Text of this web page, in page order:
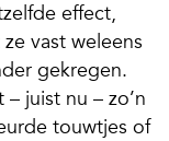
effect,
vast weleens
gekregen.
juist nu – zo’n
touwtjes of